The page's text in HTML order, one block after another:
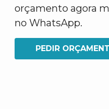
orçamento agora
no WhatsApp.
PEDIR